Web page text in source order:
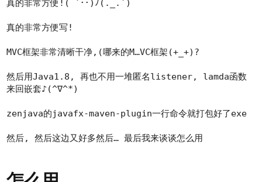
真的非常方便!( ´･･)ﾉ(._.`)
真的非常方便写!
MVC框架非常清晰干净,(哪来的M…VC框架(+_+)?
然后用Java1.8, 再也不用一堆匿名listener, lamda函数
来回嵌套♪(^∇^*)
zenjava的javafx-maven-plugin一行命令就打包好了exe
然后, 然后这边又好多然后… 最后我来谈谈怎么用